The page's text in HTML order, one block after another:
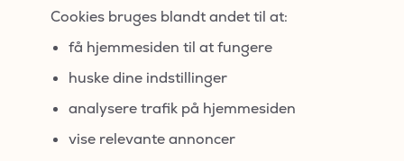
Cookies bruges blandt andet til at:
få hjemmesiden til at fungere
huske dine indstillinger
analysere trafik på hjemmesiden
vise relevante annoncer